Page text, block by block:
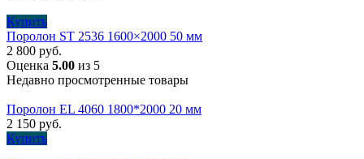
Купить
Поролон ST 2536 1600×2000 50 мм
2 800 руб.
Оценка 5.00 из 5
Недавно просмотренные товары
Поролон EL 4060 1800*2000 20 мм
2 150 руб.
Купить